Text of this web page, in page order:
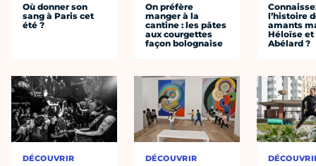
Où donner son
sang à Paris cet
été ?
DÉCOUVRIR
On préfère
manger à la
cantine : les pâtes
aux courgettes
façon bolognaise
DÉCOUVRIR
l’histoire
amants
Héloïse et
Abélard ?